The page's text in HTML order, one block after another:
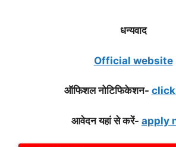
धन्यवाद
Official website
ऑफिशल नोटिफिकेशन-
आवेदन यहां से करें- apply